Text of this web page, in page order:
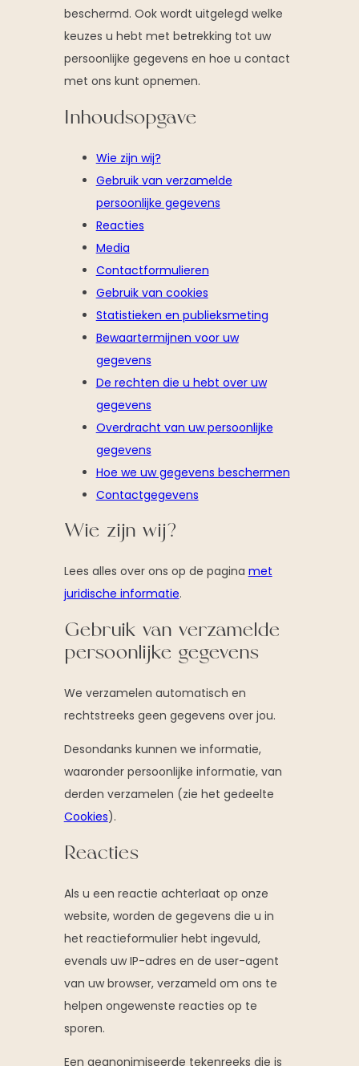
beschermd. Ook wordt uitgelegd welke
keuzes u hebt met betrekking tot uw
persoonlijke gegevens en hoe u contact
met ons kunt opnemen.
Inhoudsopgave
Wie zijn wij?
Gebruik van verzamelde
persoonlijke gegevens
Reacties
Media
Contactformulieren
Gebruik van cookies
Statistieken en publieksmeting
Bewaartermijnen voor uw
gegevens
De rechten die u hebt over uw
gegevens
Overdracht van uw persoonlijke
gegevens
Hoe we uw gegevens beschermen
Contactgegevens
Wie zijn wij?
Lees alles over ons op de pagina met
juridische informatie.
Gebruik van verzamelde
persoonlijke gegevens
We verzamelen automatisch en
rechtstreeks geen gegevens over jou.
Desondanks kunnen we informatie,
waaronder persoonlijke informatie, van
derden verzamelen (zie het gedeelte
Cookies).
Reacties
Als u een reactie achterlaat op onze
website, worden de gegevens die u in
het reactieformulier hebt ingevuld,
evenals uw IP-adres en de user-agent
van uw browser, verzameld om ons te
helpen ongewenste reacties op te
sporen.
Een geanonimiseerde tekenreeks die is